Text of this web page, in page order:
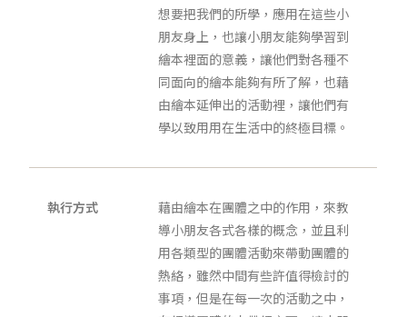
想要把我們的所學，應用在這些小
朋友身上，也讓小朋友能夠學習到
繪本裡面的意義，讓他們對各種不
同面向的繪本能夠有所了解，也藉
由繪本延伸出的活動裡，讓他們有
學以致用用在生活中的終極目標。
執行方式
藉由繪本在團體之中的作用，來教
導小朋友各式各樣的概念，並且利
用各類型的團體活動來帶動團體的
熱絡，雖然中間有些許值得檢討的
事項，但是在每一次的活動之中，